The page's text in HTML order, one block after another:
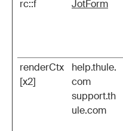
rc::f JotForm
renderCtx
[x2]
help.thule.
com
support.th
ule.com